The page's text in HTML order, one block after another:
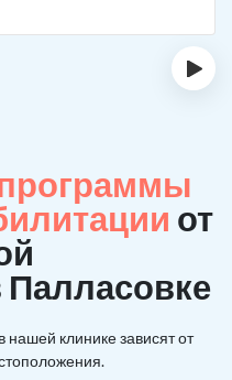
›
от
Палласовке
клинике зависят от